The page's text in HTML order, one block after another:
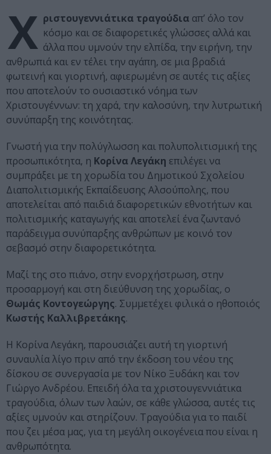
Χ ριστουγεννιάτικα τραγούδια απ’ όλο τον
κόσμο και σε διαφορετικές γλώσσες αλλά και
άλλα που υμνούν την ελπίδα, την ειρήνη, την
ανθρωπιά και εν τέλει την αγάπη, σε μια βραδιά
φωτεινή και γιορτινή, αφιερωμένη σε αυτές τις αξίες
που αποτελούν το ουσιαστικό νόημα των
Χριστουγέννων: τη χαρά, την καλοσύνη, την λυτρωτική
συνύπαρξη της κοινότητας.
Γνωστή για την πολύγλωσση και πολυπολιτισμική της
προσωπικότητα, η Κορίνα Λεγάκη επιλέγει να
συμπράξει με τη χορωδία του Δημοτικού Σχολείου
Διαπολιτισμικής Εκπαίδευσης Αλσούπολης, που
αποτελείται από παιδιά διαφορετικών εθνοτήτων και
πολιτισμικής καταγωγής και αποτελεί ένα ζωντανό
παράδειγμα συνύπαρξης ανθρώπων με κοινό τον
σεβασμό στην διαφορετικότητα.
Μαζί της στο πιάνο, στην ενορχήστρωση, στην
προσαρμογή και στη διεύθυνση της χορωδίας, ο
Θωμάς Κοντογεώργης. Συμμετέχει φιλικά ο ηθοποιός
Κωστής Καλλιβρετάκης.
Η Κορίνα Λεγάκη, παρουσιάζει αυτή τη γιορτινή
συναυλία λίγο πριν από την έκδοση του νέου της
δίσκου σε συνεργασία με τον Νίκο Ξυδάκη και τον
Γιώργο Ανδρέου. Επειδή όλα τα χριστουγεννιάτικα
τραγούδια, όλων των λαών, σε κάθε γλώσσα, αυτές τις
αξίες υμνούν και στηρίζουν. Τραγούδια για το παιδί
που ζει μέσα μας, για τη μεγάλη οικογένεια που είναι η
ανθρωπότητα.